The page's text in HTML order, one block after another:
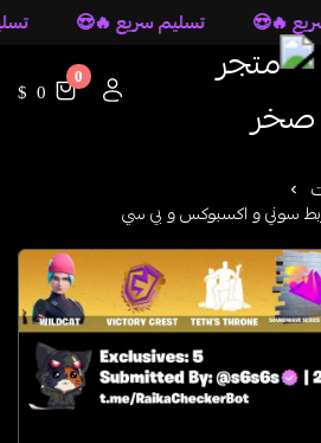
🔥😍 تسليم سريع 🔥😍
متجر صخر
0
0 $
سوني و اكسبوكس و بي سي